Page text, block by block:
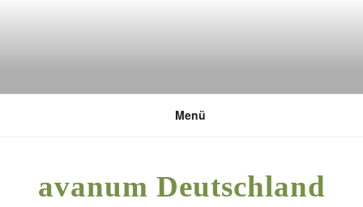
DEUTSCHE UMWELTSTIFTUNG
Menü
avanum Deutschland